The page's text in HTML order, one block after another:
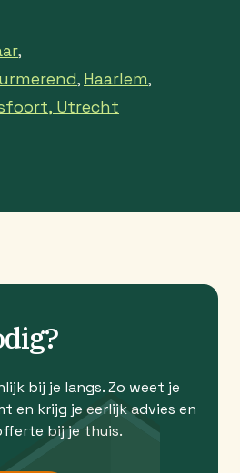
,
, Haarlem,
Utrecht
bij je langs. Zo weet je
en krijg je eerlijk advies en
bij je thuis.